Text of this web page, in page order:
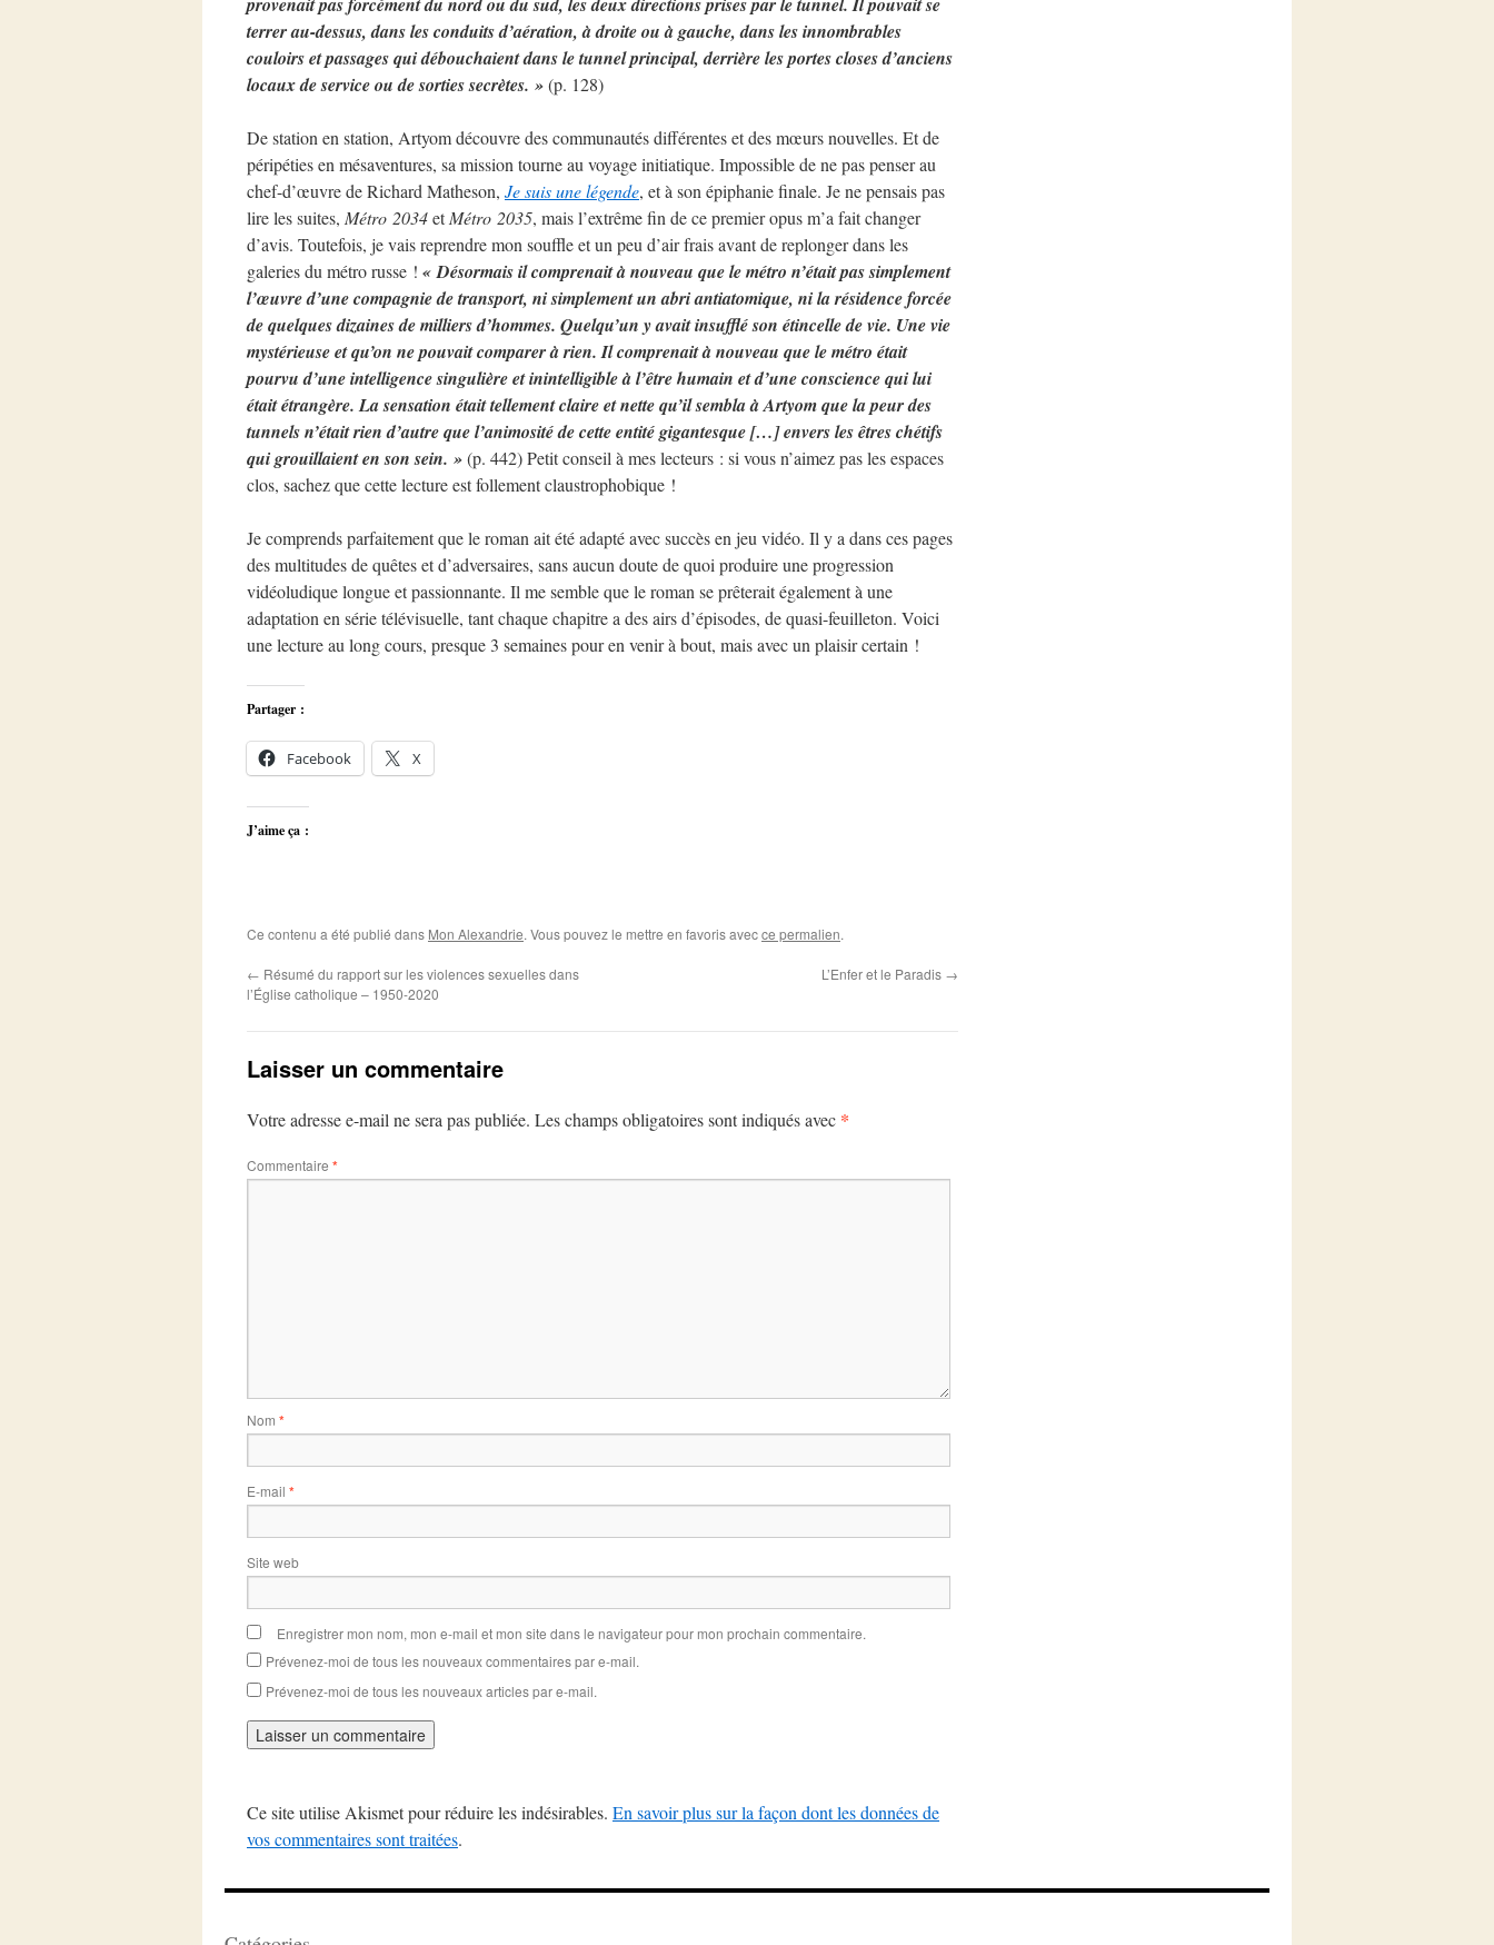
terrer au-dessus, dans les conduits d’aération, à droite ou à gauche, dans les innombrables
couloirs et passages qui débouchaient dans le tunnel principal, derrière les portes closes d’anciens
locaux de service ou de sorties secrètes. »(p. 128)
De station en station, Artyom découvre des communautés différentes et des mœurs nouvelles. Et de
péripéties en mésaventures, sa mission tourne au voyage initiatique. Impossible de ne pas penser au
chef-d’œuvre de Richard Matheson, Je suis une légende, et à son épiphanie finale. Je ne pensais pas
lire les suites, Métro 2034etMétro 2035, mais l’extrême fin de ce premier opus m’a fait changer
d’avis. Toutefois, je vais reprendre mon souffle et un peu d’air frais avant de replonger dans les
galeries du métro russe ! « Désormais il comprenait à nouveau que le métro n’était pas simplement
l’œuvre d’une compagnie de transport, ni simplement un abri antiatomique, ni la résidence forcée
de quelques dizaines de milliers d’hommes. Quelqu’un y avait insufflé son étincelle de vie. Une vie
mystérieuse et qu’on ne pouvait comparer à rien. Il comprenait à nouveau que le métro était
pourvu d’une intelligence singulière et inintelligible à l’être humain et d’une conscience qui lui
était étrangère. La sensation était tellement claire et nette qu’il sembla à Artyom que la peur des
tunnels n’était rien d’autre que l’animosité de cette entité gigantesque […] envers les êtres chétifs
qui grouillaient en son sein. »(p. 442) Petit conseil à mes lecteurs : si vous n’aimez pas les espaces
clos, sachez que cette lecture est follement claustrophobique !
Je comprends parfaitement que le roman ait été adapté avec succès en jeu vidéo. Il y a dans ces pages
des multitudes de quêtes et d’adversaires, sans aucun doute de quoi produire une progression
vidéoludique longue et passionnante. Il me semble que le roman se prêterait également à une
adaptation en série télévisuelle, tant chaque chapitre a des airs d’épisodes, de quasi-feuilleton. Voici
une lecture au long cours, presque 3 semaines pour en venir à bout, mais avec un plaisir certain !
Partager :
Facebook X
J’aime ça :
Ce contenu a été publié dans Mon Alexandrie. Vous pouvez le mettre en favoris avecce permalien.
← Résumé du rapport sur les violences sexuelles dans
l’Église catholique – 1950-2020
L’Enfer et le Paradis →
Laisser un commentaire
Votre adresse e-mail ne sera pas publiée. Les champs obligatoires sont indiqués avec *
Commentaire *
Nom *
E-mail *
Site web
Enregistrer mon nom, mon e-mail et mon site dans le navigateur pour mon prochain commentaire.
Prévenez-moi de tous les nouveaux commentaires par e-mail.
Prévenez-moi de tous les nouveaux articles par e-mail.
Ce site utilise Akismet pour réduire les indésirables. En savoir plus sur la façon dont les données de
vos commentaires sont traitées.